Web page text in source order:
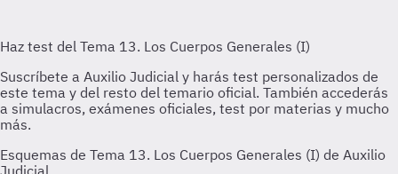
Esquemas de Tema 13. Los Cuerpos Generales (I) de Auxilio
Judicial